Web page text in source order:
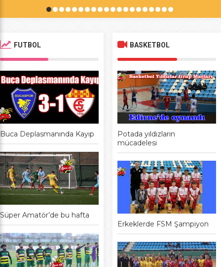
FUTBOL
Buca Deplasmanında Kayıp
Süper Amatör’de bu hafta
BASKETBOL
Potada yıldızların
mücadelesi
Erkeklerde FSM Şampiyon